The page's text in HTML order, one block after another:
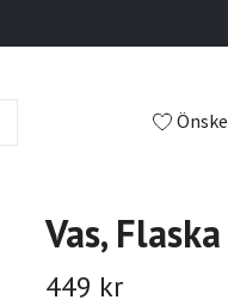
Vas,
449 kr